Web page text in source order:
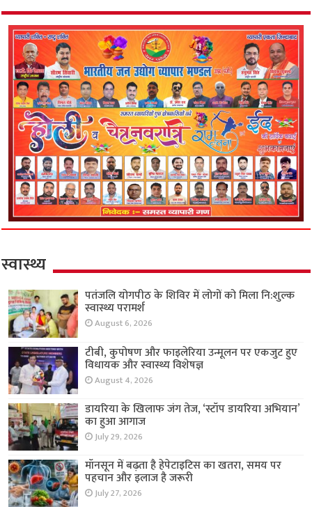
स्वास्थ्य
पतंजलि योगपीठ के शिविर में लोगों को मिला नि:शुल्क
स्वास्थ्य परामर्श
August 6, 2026
टीबी, कुपोषण और फाइलेरिया उन्मूलन पर एकजुट हुए
विधायक और स्वास्थ्य विशेषज्ञ
August 4, 2026
डायरिया के खिलाफ जंग तेज, ‘स्टॉप डायरिया अभियान’
का हुआ आगाज
July 29, 2026
मॉनसून में बढ़ता है हेपेटाइटिस का खतरा, समय पर
पहचान और इलाज है जरूरी
July 27, 2026